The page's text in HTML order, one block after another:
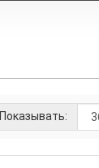
Показывать: